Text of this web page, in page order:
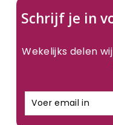
Schrijf je in
Wekelijks delen